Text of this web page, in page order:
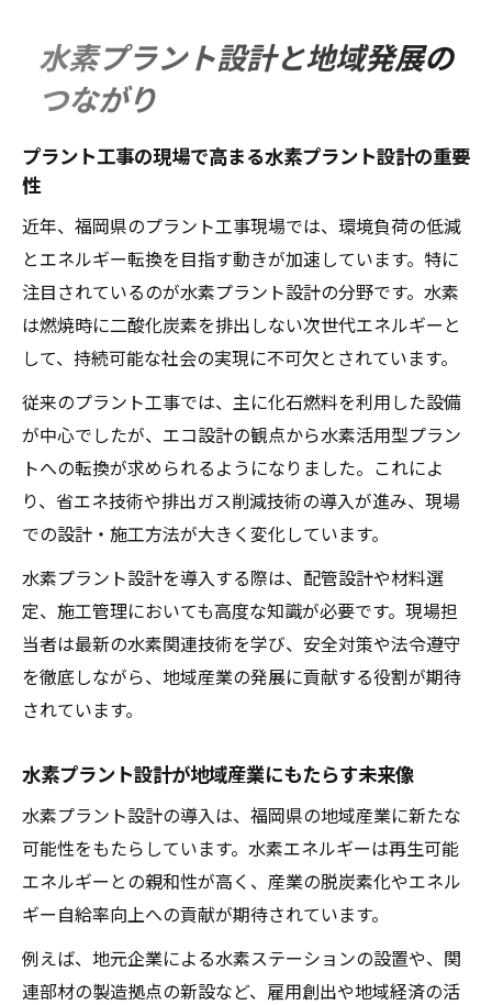
水素プラント設計と地域発展の
つながり
プラント工事の現場で高まる水素プラント設計の重要
性
近年、福岡県のプラント工事現場では、環境負荷の低減
とエネルギー転換を目指す動きが加速しています。特に
注目されているのが水素プラント設計の分野です。水素
は燃焼時に二酸化炭素を排出しない次世代エネルギーと
して、持続可能な社会の実現に不可欠とされています。
従来のプラント工事では、主に化石燃料を利用した設備
が中心でしたが、エコ設計の観点から水素活用型プラン
トへの転換が求められるようになりました。これによ
り、省エネ技術や排出ガス削減技術の導入が進み、現場
での設計・施工方法が大きく変化しています。
水素プラント設計を導入する際は、配管設計や材料選
定、施工管理においても高度な知識が必要です。現場担
当者は最新の水素関連技術を学び、安全対策や法令遵守
を徹底しながら、地域産業の発展に貢献する役割が期待
されています。
水素プラント設計が地域産業にもたらす未来像
水素プラント設計の導入は、福岡県の地域産業に新たな
可能性をもたらしています。水素エネルギーは再生可能
エネルギーとの親和性が高く、産業の脱炭素化やエネル
ギー自給率向上への貢献が期待されています。
例えば、地元企業による水素ステーションの設置や、関
連部材の製造拠点の新設など、雇用創出や地域経済の活